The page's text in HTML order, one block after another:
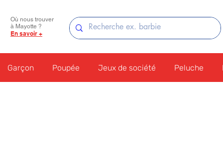
Où nous trouver
à Mayotte ?
En savoir +
Garçon Poupée Jeux de société Peluche